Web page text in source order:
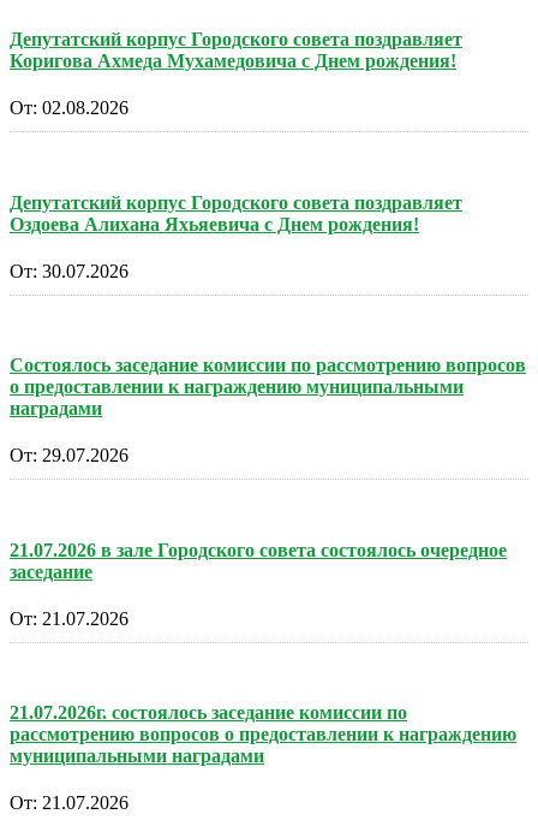
Депутатский корпус Городского совета поздравляет
Коригова Ахмеда Мухамедовича с Днем рождения!
От: 02.08.2026
Депутатский корпус Городского совета поздравляет
Оздоева Алихана Яхьяевича с Днем рождения!
От: 30.07.2026
Состоялось заседание комиссии по рассмотрению вопросов
о предоставлении к награждению муниципальными
наградами
От: 29.07.2026
21.07.2026 в зале Городского совета состоялось очередное
заседание
От: 21.07.2026
21.07.2026г. состоялось заседание комиссии по
рассмотрению вопросов о предоставлении к награждению
муниципальными наградами
От: 21.07.2026